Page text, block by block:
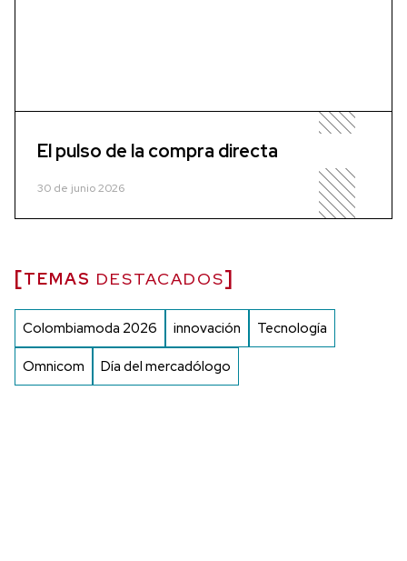
El pulso de la compra directa
30 de junio 2026
TEMAS DESTACADOS
Colombiamoda 2026 innovación Tecnología
Omnicom Día del mercadólogo